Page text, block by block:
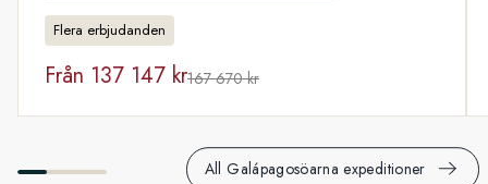
Flera erbjudanden
Från 137 147 kr167 670 kr
All Galápagosöarna expeditioner